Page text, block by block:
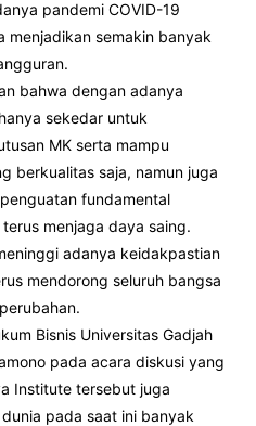
pandemi COVID-19
menjadikan semakin banyak
bahwa dengan adanya
sekedar untuk
MK serta mampu
berkualitas saja, namun juga
fundamental
menjaga daya saing.
adanya keidakpastian
mendorong seluruh bangsa
Bisnis Universitas Gadjah
pada acara diskusi yang
Institute tersebut juga
pada saat ini banyak